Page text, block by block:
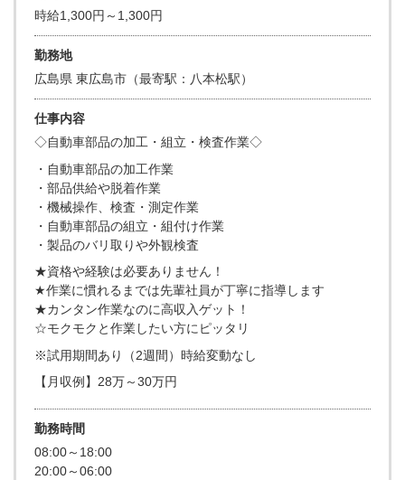
時給1,300円～1,300円
勤務地
広島県 東広島市（最寄駅：八本松駅）
仕事内容
◇自動車部品の加工・組立・検査作業◇
・自動車部品の加工作業
・部品供給や脱着作業
・機械操作、検査・測定作業
・自動車部品の組立・組付け作業
・製品のバリ取りや外観検査
★資格や経験は必要ありません！
★作業に慣れるまでは先輩社員が丁寧に指導します
★カンタン作業なのに高収入ゲット！
☆モクモクと作業したい方にピッタリ
※試用期間あり（2週間）時給変動なし
【月収例】28万～30万円
勤務時間
08:00～18:00
20:00～06:00